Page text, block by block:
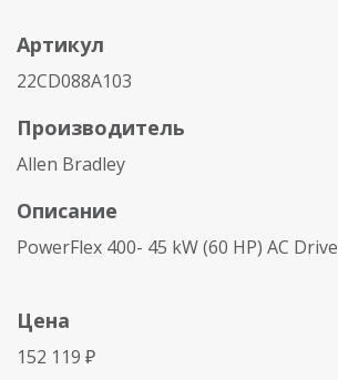
Артикул
22CD088A103
Производитель
Allen Bradley
Описание
PowerFlex 400- 45 kW (60 HP) AC Drive
Цена
152 119 ₽